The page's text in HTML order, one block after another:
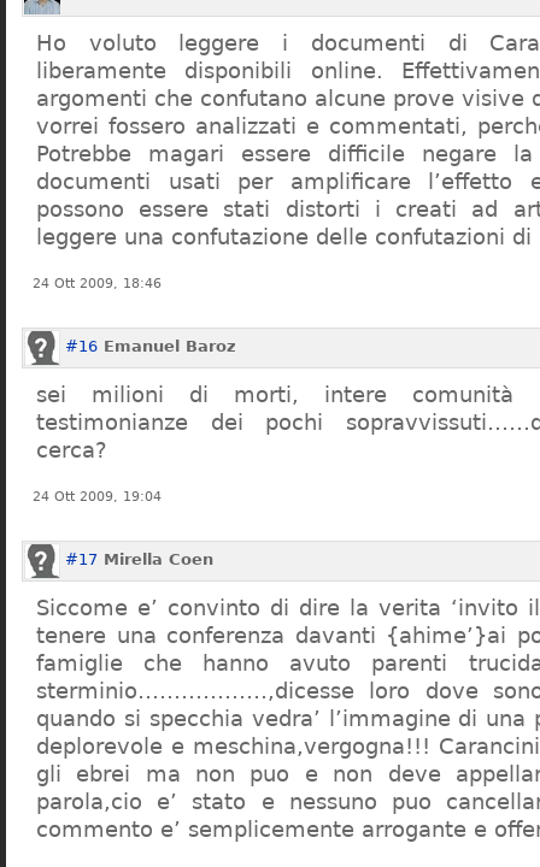
Ho voluto leggere i documenti di
liberamente disponibili online.
argomenti che confutano alcune prove visive
vorrei fossero analizzati e commentati,
Potrebbe magari essere difficile negare
documenti usati per amplificare l’effetto
possono essere stati distorti i creati ad
leggere una confutazione delle confutazioni di
24 Ott 2009, 18:46
#16 Emanuel Baroz
sei milioni di morti, intere comunità
testimonianze dei pochi
cerca?
24 Ott 2009, 19:04
#17 Mirella Coen
Siccome e’ convinto di dire la verita ‘invito
tenere una conferenza davanti {ahime’}ai
famiglie che hanno avuto parenti
sterminio………………,dicesse loro dove
quando si specchia vedra’ l’immagine di una
deplorevole e meschina,vergogna!!!
gli ebrei ma non puo e non deve
parola,cio e’ stato e nessuno puo
commento e’ semplicemente arrogante e